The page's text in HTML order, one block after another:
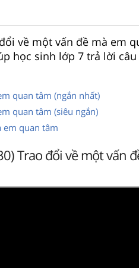
về một vấn đề mà em
học sinh lớp 7 trả lời
quan tâm (ngắn nhất)
quan tâm (siêu ngắn)
em quan tâm
Trao đổi về một vấn